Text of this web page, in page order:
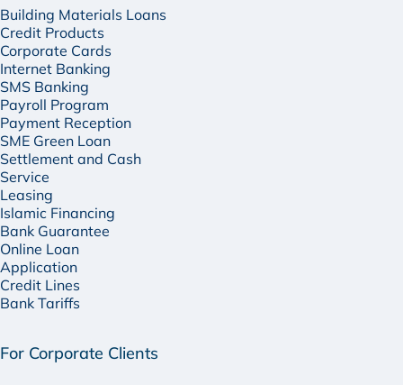
Building Materials Loans
Credit Products
Corporate Cards
Internet Banking
SMS Banking
Payroll Program
Payment Reception
SME Green Loan
Settlement and Cash
Service
Leasing
Islamic Financing
Bank Guarantee
Online Loan
Application
Credit Lines
Bank Tariffs
For Corporate Clients